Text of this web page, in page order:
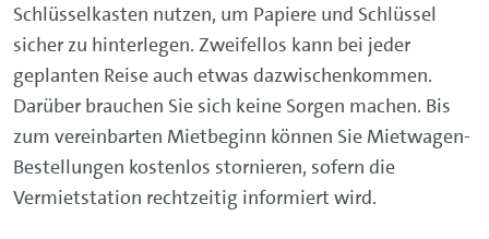
Schlüsselkasten nutzen, um Papiere und Schlüssel
sicher zu hinterlegen. Zweifellos kann bei jeder
geplanten Reise auch etwas dazwischenkommen.
Darüber brauchen Sie sich keine Sorgen machen. Bis
zum vereinbarten Mietbeginn können Sie Mietwagen-
Bestellungen kostenlos stornieren, sofern die
Vermietstation rechtzeitig informiert wird.